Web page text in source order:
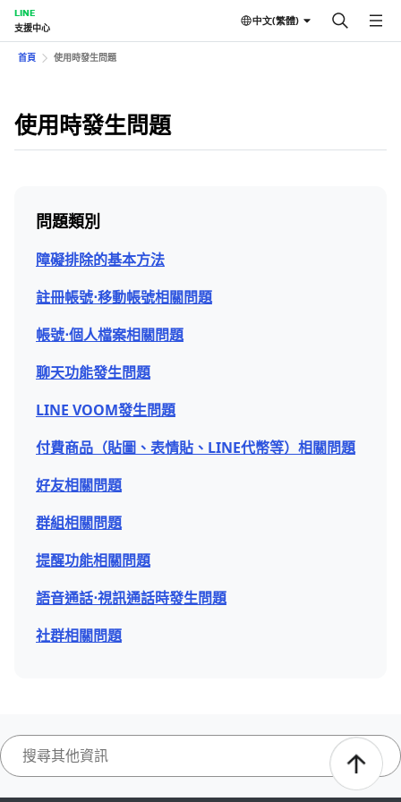
LINE
支援中心
中文(繁體)
首頁 使用時發生問題
使用時發生問題
問題類別
障礙排除的基本方法
註冊帳號⋅移動帳號相關問題
帳號⋅個人檔案相關問題
聊天功能發生問題
LINE VOOM發生問題
付費商品（貼圖、表情貼、LINE代幣等）相關問題
好友相關問題
群組相關問題
提醒功能相關問題
語音通話⋅視訊通話時發生問題
社群相關問題